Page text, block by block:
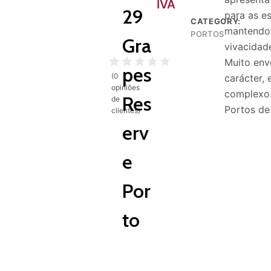
(0
opiniões
de
clientes)
29
Gra
pes
Res
erv
e
Por
to
IVA
CATEGORY:
PORTOS
para as
Muito
carácter,
Portos